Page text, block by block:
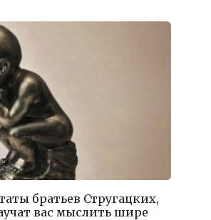
братьев Стругацких,
вас мыслить шире